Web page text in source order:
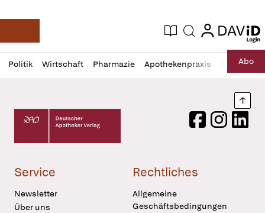
Deutsche Apotheker Zeitung
Aktuelle Ausgabe
Suche login
login
Politik Wirtschaft Pharmazie Apothekenpraxis RechtAbo
Profil
öffnen
Daz
Pur
Deutscher Apotheker Verlag Logo
FacebookInstagram
Service
Newsletter
Über uns
Rechtliches
Allgemeine
Geschäftsbedingungen